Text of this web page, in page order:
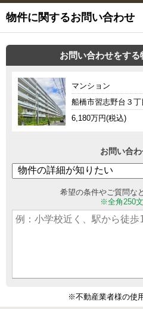
物件に関するお問い合わせ
お問い合わせをする
マンション
船橋市習志野台３丁
6,180万円(税込)
お問い合
希望の条件やご質問な
※全角250
※不動産業者様の使